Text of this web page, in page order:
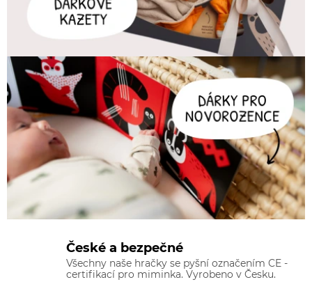
České a bezpečné
Všechny naše hračky se pyšní označením CE -
certifikací pro miminka. Vyrobeno v Česku.